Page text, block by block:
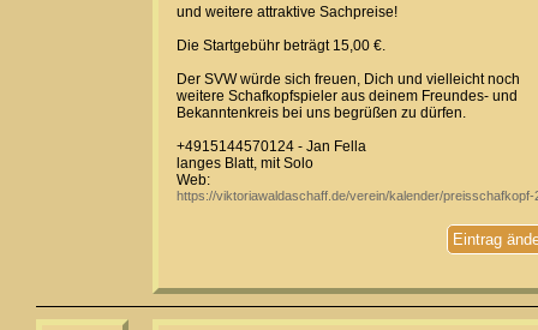
und weitere attraktive Sachpreise!
Die Startgebühr beträgt 15,00 €.
Der SVW würde sich freuen, Dich und vielleicht noch
weitere Schafkopfspieler aus deinem Freundes- und
Bekanntenkreis bei uns begrüßen zu dürfen.
+4915144570124 - Jan Fella
langes Blatt, mit Solo
Web:
https://viktoriawaldaschaff.de/verein/kalender/preisschafkopf-
Eintrag